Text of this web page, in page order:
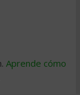
Aprende cómo